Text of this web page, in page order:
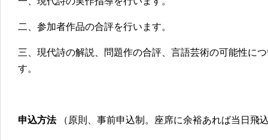
二、参加者作品の合評を行います。
三、現代詩の解説、問題作の合評、言語芸術の可能性に
す。
申込方法（原則、事前申込制。座席に余裕あれば当日飛